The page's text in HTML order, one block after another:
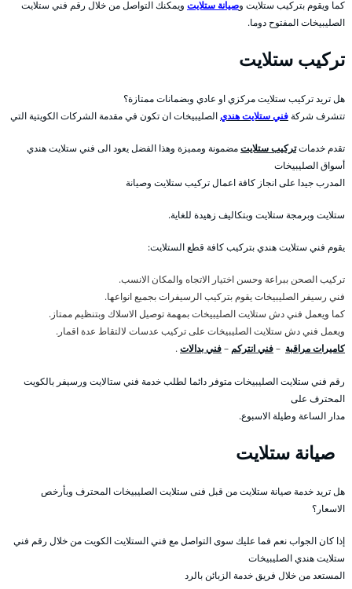
كما ويقوم بتركيب ستلايت وصيانة ستلايت ويمكنك التواصل من خلال رقم فني ستلايت
الصليبيخات المفتوح دوما.
تركيب ستلايت
هل تريد تركيب ستلايت مركزي او عادي وبضمانات ممتازة؟
تتشرف شركةفني ستلايت هنديالصليبيخات ان تكون في مقدمة الشركات الكويتية التي
تقدم خدماتتركيب ستلايتمضمونة ومميزة وهذا الفضل يعود الى فني ستلايت هندي
أسواق الصليبيخات
المدرب جيدا على انجاز كافة اعمال تركيب ستلايت وصيانة
ستلايت وبرمجة ستلايت وبتكاليف زهيدة للغاية.
يقوم فني ستلايت هندي بتركيب كافة قطع الستلايت:
تركيب الصحن ببراعة وحسن اختيار الاتجاه والمكان الانسب.
فني رسيفر الصليبيخات يقوم بتركيب الرسيفرات بجميع انواعها.
كما ويعمل فني دش ستلايت الصليبيخات بمهمة توصيل الاسلاك وبتنظيم ممتاز.
ويعمل فني دش ستلايت الصليبيخات على تركيب عدسات لالتقاط عدة اقمار.
كاميرات مراقبة –فني انتركم –فني بدالات.
رقم فني ستلايت الصليبيخات متوفر دائما لطلب خدمة فني ستالايت ورسيفر بالكويت
المحترف على
مدار الساعة وطيلة الاسبوع.
صيانة ستلايت
هل تريد خدمة صيانة ستلايت من قبل فنى ستلايت الصليبيخات المحترف وبأرخص
الاسعار؟
إذا كان الجواب نعم فما عليك سوى التواصل مع فني الستلايت الكويت من خلال رقم فني
ستلايت هندي الصليبيخات
المستعد من خلال فريق خدمة الزبائن بالرد